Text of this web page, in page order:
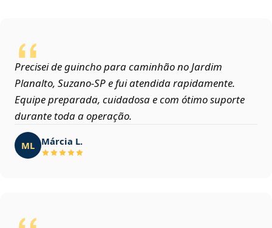
Precisei de guincho para caminhão no Jardim
Planalto, Suzano‑SP e fui atendida rapidamente.
Equipe preparada, cuidadosa e com ótimo suporte
durante toda a operação.
ML Márcia L.